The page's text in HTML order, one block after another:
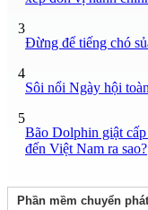
3
Đừng để tiếng chó
4
Sôi nổi Ngày hội
5
Bão Dolphin giật
đến Việt Nam ra sao?
Phần mềm chuyển